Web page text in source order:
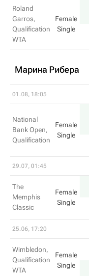
Roland
Garros,
Qualification
WTA
Female
Single
Марина Рибера
01.08, 18:05
National
Bank Open,
Qualification
Female
Single
29.07, 01:45
The
Memphis
Classic
Female
Single
25.06, 17:20
Wimbledon,
Qualification
WTA
Female
Single